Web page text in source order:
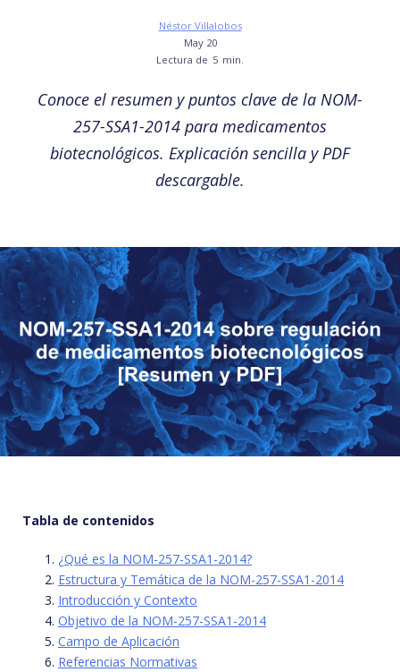
Néstor Villalobos
May 20
Lectura de 5 min.
Conoce el resumen y puntos clave de la NOM-
257-SSA1-2014 para medicamentos
biotecnológicos. Explicación sencilla y PDF
descargable.
Tabla de contenidos
¿Qué es la NOM-257-SSA1-2014?
Estructura y Temática de la NOM-257-SSA1-2014
Introducción y Contexto
Objetivo de la NOM-257-SSA1-2014
Campo de Aplicación
Referencias Normativas